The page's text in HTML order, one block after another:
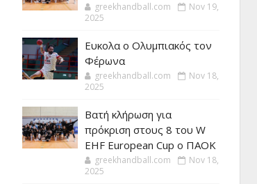
greekhandball.com
Nov 19,
2025
Ευκολα ο Ολυμπιακός τον
Φέρωνα
greekhandball.com
Nov 18,
2025
Βατή κλήρωση για
πρόκριση στους 8 του W
EHF European Cup ο ΠΑΟΚ
greekhandball.com
Nov 18,
2025